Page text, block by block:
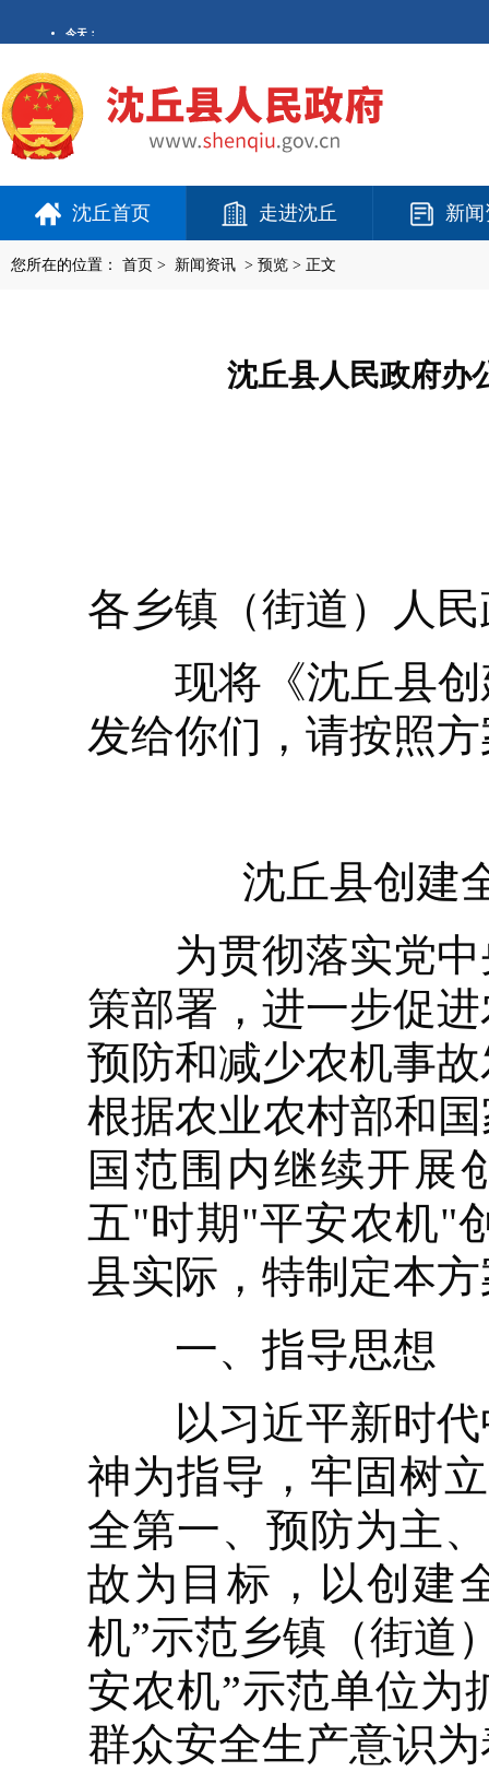
沈丘首页 走进沈丘 新
您所在的位置： 首页 > 新闻资讯 > 预览 > 正文
沈丘县人民政府办
各乡镇（街道）人
现将《沈丘县创
发给你们，请按照
沈丘县创建
为贯彻落实党中
策部署，进一步促
预防和减少农机事
根据农业农村部和
国范围内继续开展
五"时期"平安农机"
县实际，特制定本
一、指导思想
以习近平新时代
神为指导，牢固树
全第一、预防为主
故为目标，以创建
机”示范乡镇（街道
安农机”示范单位为
群众安全生产意识